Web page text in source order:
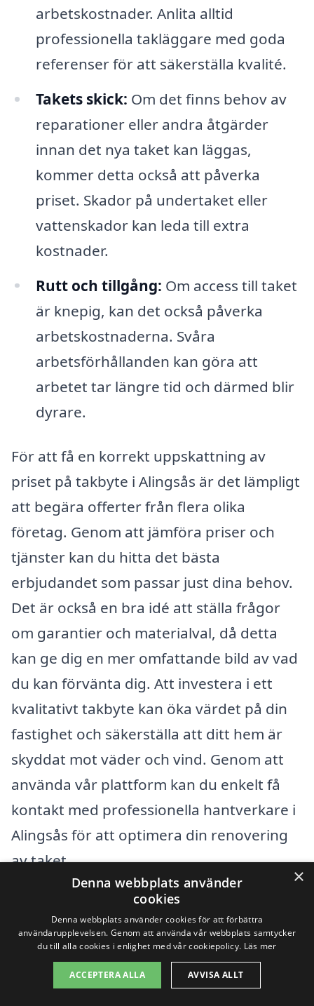
arbetskostnader. Anlita alltid
professionella takläggare med goda
referenser för att säkerställa kvalité.
Takets skick: Om det finns behov av
reparationer eller andra åtgärder
innan det nya taket kan läggas,
kommer detta också att påverka
priset. Skador på undertaket eller
vattenskador kan leda till extra
kostnader.
Rutt och tillgång: Om access till taket
är knepig, kan det också påverka
arbetskostnaderna. Svåra
arbetsförhållanden kan göra att
arbetet tar längre tid och därmed blir
dyrare.
För att få en korrekt uppskattning av
priset på takbyte i Alingsås är det lämpligt
att begära offerter från flera olika
företag. Genom att jämföra priser och
tjänster kan du hitta det bästa
erbjudandet som passar just dina behov.
Det är också en bra idé att ställa frågor
om garantier och materialval, då detta
kan ge dig en mer omfattande bild av vad
du kan förvänta dig. Att investera i ett
kvalitativt takbyte kan öka värdet på din
fastighet och säkerställa att ditt hem är
skyddat mot väder och vind. Genom att
använda vår plattform kan du enkelt få
kontakt med professionella hantverkare i
Alingsås för att optimera din renovering
av taket.
förpliktelser
×
Denna webbplats använder
cookies
Denna webbplats använder cookies för att förbättra
användarupplevelsen. Genom att använda vår webbplats samtycker
du till alla cookies i enlighet med vår cookiepolicy. Läs mer
ACCEPTERA ALLA AVVISA ALLT